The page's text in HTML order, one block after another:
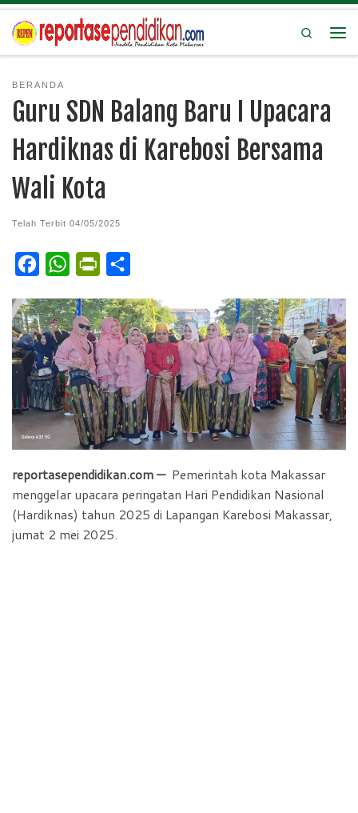
Search
BERANDA
Guru SDN Balang Baru I Upacara
Hardiknas di Karebosi Bersama
Wali Kota
Telah Terbit 04/05/2025
c
e
b
o
o
k
W
a
t
s
A
p
p
i
n
t
F
r
i
e
n
d
l
a
r
reportasependidikan.com —Pemerintah kota Makassar
menggelar upacara peringatan Hari Pendidikan Nasional
(Hardiknas) tahun 2025 di Lapangan Karebosi Makassar,
jumat 2 mei 2025.